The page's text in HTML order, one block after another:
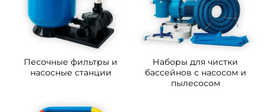
Песочные фильтры и
насосные станции
Наборы для чистки
бассейнов с насосом и
пылесосом